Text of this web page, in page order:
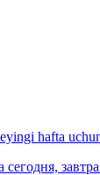
hafta